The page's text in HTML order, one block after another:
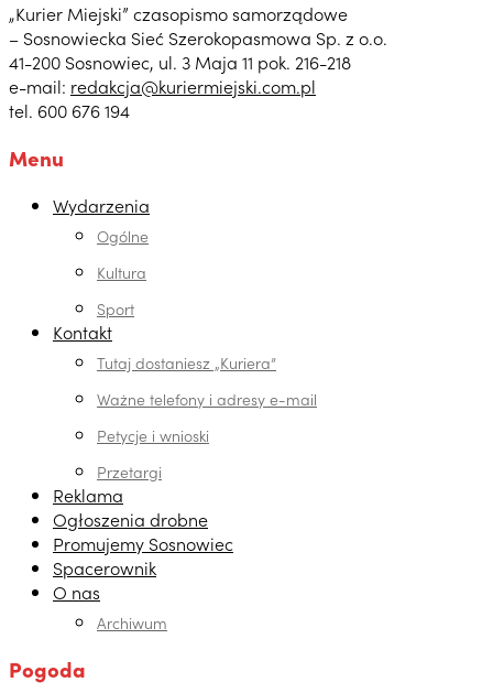
„Kurier Miejski” czasopismo samorządowe
– Sosnowiecka Sieć Szerokopasmowa Sp. z o.o.
41-200 Sosnowiec, ul. 3 Maja 11 pok. 216-218
e-mail: redakcja@kuriermiejski.com.pl
tel. 600 676 194
Menu
Wydarzenia
Ogólne
Kultura
Sport
Kontakt
Tutaj dostaniesz „Kuriera”
Ważne telefony i adresy e-mail
Petycje i wnioski
Przetargi
Reklama
Ogłoszenia drobne
Promujemy Sosnowiec
Spacerownik
O nas
Archiwum
Pogoda